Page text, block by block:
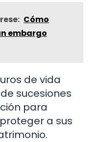
Cómo
embargo
de vida
sucesiones
para
a sus